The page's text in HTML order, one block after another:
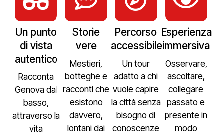
Un punto
di vista
autentico
Racconta
Genova dal
basso,
attraverso la
vita
Storie
vere
Mestieri,
botteghe e
racconti che
esistono
davvero,
lontani dai
Percorso
accessibile
Un tour
adatto a chi
vuole capire
la città senza
bisogno di
conoscenze
Esperienza
immersiva
Osservare,
ascoltare,
collegare
passato e
presente in
modo